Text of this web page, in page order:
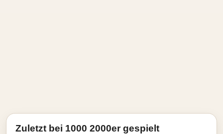
Zuletzt bei 1000 2000er gespielt